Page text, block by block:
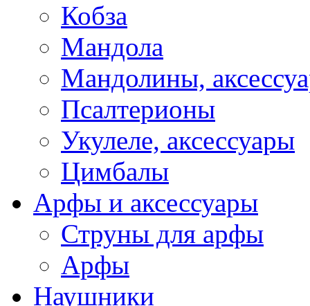
Кобза
Мандола
Мандолины,
Псалтерионы
Укулеле, аксессуары
Цимбалы
Арфы и аксессуары
Струны для арфы
Арфы
Наушники